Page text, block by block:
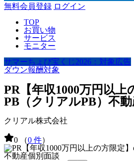
無料会員登録 ログイン
TOP
お買い物
サービス
モニター
サマーちょび宝くじ2026：対象広告
ダウン報酬対象
PR【年収1000万円以上
PB（クリアルPB）不
クリアル株式会社
0 （0 件）